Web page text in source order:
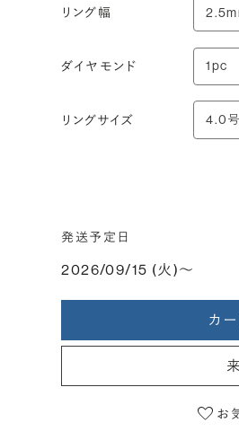
リング幅
ダイヤモンド
リングサイズ
発送予定日
2026/09/15 (火)〜
カ
お